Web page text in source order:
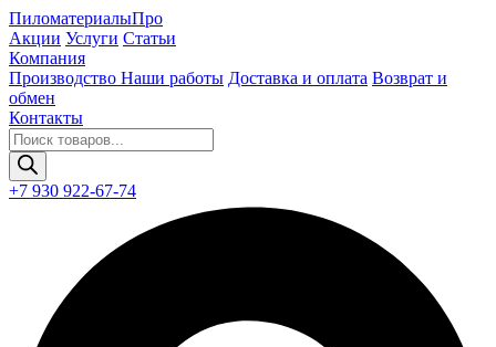
ПиломатериалыПро
Акции Услуги Статьи
Компания
Производство Наши работы Доставка и оплата Возврат и
обмен
Контакты
Поиск
товаров
+7 930 922-67-74